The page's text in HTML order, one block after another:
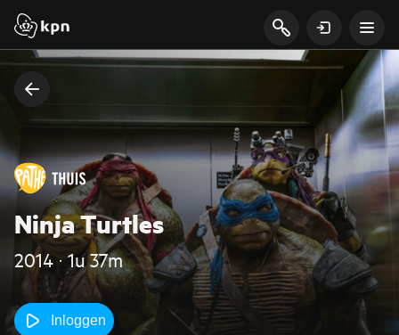
Ninja Turtles
2014 ‧ 1u 37m
Inloggen